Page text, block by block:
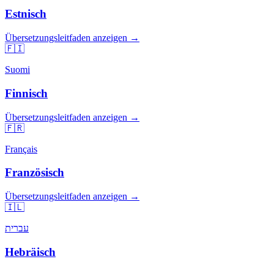
Estnisch
Übersetzungsleitfaden anzeigen →
🇫🇮
Suomi
Finnisch
Übersetzungsleitfaden anzeigen →
🇫🇷
Français
Französisch
Übersetzungsleitfaden anzeigen →
🇮🇱
עברית
Hebräisch